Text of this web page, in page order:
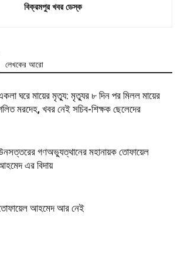
বিক্রমপুর খবর ডেস্ক
লেখকের আরো
ঘরে মায়ের মৃত্যু: মৃত্যুর ৮ দিন পর মিলল মায়ের
মরদেহ, খবর নেই সচিব-শিক্ষক ছেলেদের
গণঅভ্যুত্থানের মহানায়ক তোফায়েল
এর বিদায়
আহমেদ আর নেই